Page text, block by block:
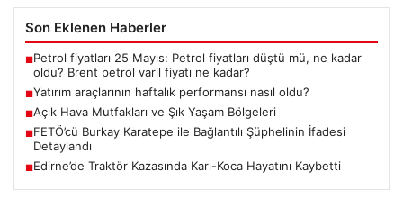
Son Eklenen Haberler
■Petrol fiyatları 25 Mayıs: Petrol fiyatları düştü mü, ne kadar
oldu? Brent petrol varil fiyatı ne kadar?
■Yatırım araçlarının haftalık performansı nasıl oldu?
■Açık Hava Mutfakları ve Şık Yaşam Bölgeleri
■FETÖ’cü Burkay Karatepe ile Bağlantılı Şüphelinin İfadesi
Detaylandı
■Edirne’de Traktör Kazasında Karı-Koca Hayatını Kaybetti